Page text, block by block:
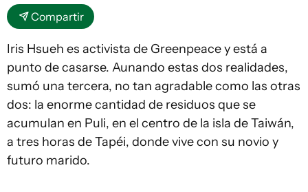
Compartir
Iris Hsueh es activista de Greenpeace y está a
punto de casarse. Aunando estas dos realidades,
sumó una tercera, no tan agradable como las otras
dos: la enorme cantidad de residuos que se
acumulan en Puli, en el centro de la isla de Taiwán,
a tres horas de Tapéi, donde vive con su novio y
futuro marido.